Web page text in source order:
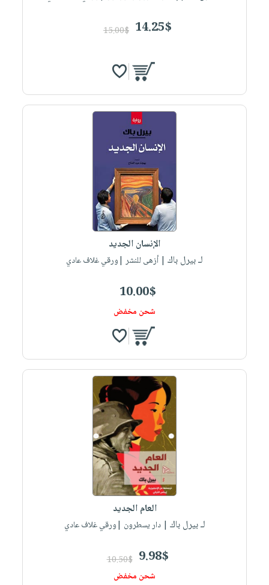
14.25$
15.00$
الإنسان الجديد
لـ بيرل باك | أزهى للنشر |ورقي غلاف عادي
10.00$
شحن مخفض
العام الجديد
لـ بيرل باك | دار يسطرون |ورقي غلاف عادي
9.98$
10.50$
شحن مخفض